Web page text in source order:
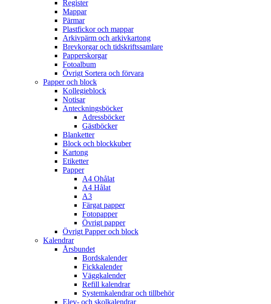
Register
Mappar
Pärmar
Plastfickor och mappar
Arkivpärm och arkivkartong
Brevkorgar och tidskriftssamlare
Papperskorgar
Fotoalbum
Övrigt Sortera och förvara
Papper och block
Kollegieblock
Notisar
Anteckningsböcker
Adressböcker
Gästböcker
Blanketter
Block och blockkuber
Kartong
Etiketter
Papper
A4 Ohålat
A4 Hålat
A3
Färgat papper
Fotopapper
Övrigt papper
Övrigt Papper och block
Kalendrar
Årsbundet
Bordskalender
Fickkalender
Väggkalender
Refill kalendrar
Systemkalendrar och tillbehör
Elev- och skolkalendrar